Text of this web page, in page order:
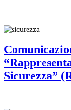
Sicurezza”